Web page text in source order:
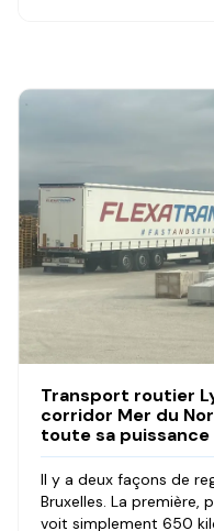
Transport routier
corridor Mer du
toute sa puissance
Il y a deux façons de
Bruxelles. La première,
voit simplement 650